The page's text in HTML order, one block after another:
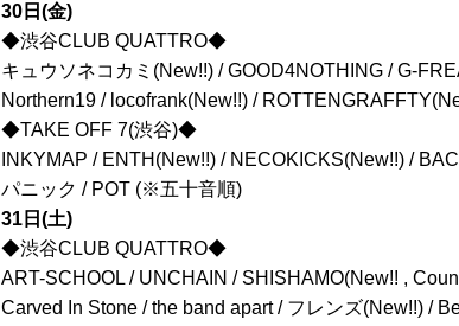
30日(金)
◆渋谷CLUB QUATTRO◆
キュウソネコカミ(New!!) / GOOD4NOTHING / G-
Northern19 / locofrank(New!!) /
◆TAKE OFF 7(渋谷)◆
INKYMAP / ENTH(New!!) / NECOKICKS(New!!) /
パニック / POT (※五十音順)
31日(土)
◆渋谷CLUB QUATTRO◆
ART-SCHOOL / UNCHAIN / SHISHAMO(New!! ,
Carved In Stone / the band apart / フレンズ(New!!) /